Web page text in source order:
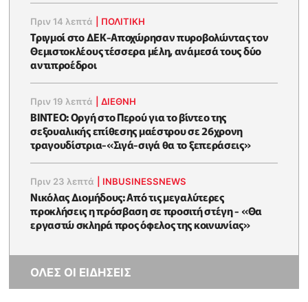
Πριν 14 λεπτά ΠΟΛΙΤΙΚΗ
Τριγμοί στο ΔΕΚ-Αποχώρησαν πυροβολώντας τον
Θεμιστοκλέους τέσσερα μέλη, ανάμεσά τους δύο
αντιπροέδροι
Πριν 19 λεπτά |ΔΙΕΘΝΗ
ΒΙΝΤΕΟ: Οργή στο Περού για το βίντεο της
σεξουαλικής επίθεσης μαέστρου σε 26χρονη
τραγουδίστρια-«Σιγά-σιγά θα το ξεπεράσεις»
Πριν 23 λεπτά INBUSINESSNEWS
Νικόλας Διομήδους: Από τις μεγαλύτερες
προκλήσεις η πρόσβαση σε προσιτή στέγη - «Θα
εργαστώ σκληρά προς όφελος της κοινωνίας»
ΟΛΕΣ ΟΙ ΕΙΔΗΣΕΙΣ